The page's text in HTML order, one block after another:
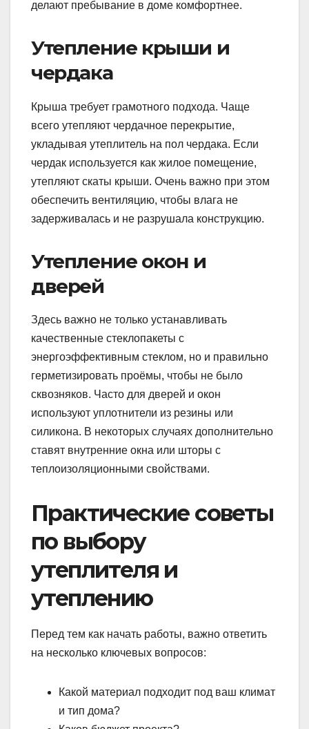
делают пребывание в доме комфортнее.
Утепление крыши и
чердака
Крыша требует грамотного подхода. Чаще
всего утепляют чердачное перекрытие,
укладывая утеплитель на пол чердака. Если
чердак используется как жилое помещение,
утепляют скаты крыши. Очень важно при этом
обеспечить вентиляцию, чтобы влага не
задерживалась и не разрушала конструкцию.
Утепление окон и
дверей
Здесь важно не только устанавливать
качественные стеклопакеты с
энергоэффективным стеклом, но и правильно
герметизировать проёмы, чтобы не было
сквозняков. Часто для дверей и окон
используют уплотнители из резины или
силикона. В некоторых случаях дополнительно
ставят внутренние окна или шторы с
теплоизоляционными свойствами.
Практические советы
по выбору
утеплителя и
утеплению
Перед тем как начать работы, важно ответить
на несколько ключевых вопросов:
Какой материал подходит под ваш климат
и тип дома?